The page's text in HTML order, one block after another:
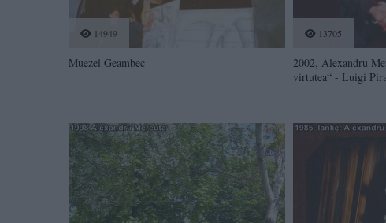
14949
Muezel Geambec
13705
2002, Alexandru
virtutea“ - Luigi